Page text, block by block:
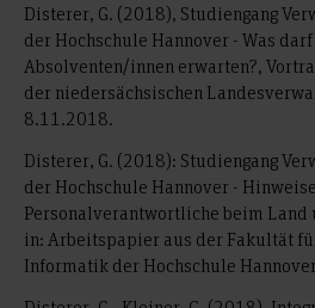
Disterer, G. (2018), Studiengang
der Hochschule Hannover - Was
Absolventen/innen erwarten?,
der niedersächsischen
8.11.2018.
Disterer, G. (2018): Studiengang
der Hochschule Hannover -
Personalverantwortliche beim Land
in: Arbeitspapier aus der Fakultät
Informatik der Hochschule